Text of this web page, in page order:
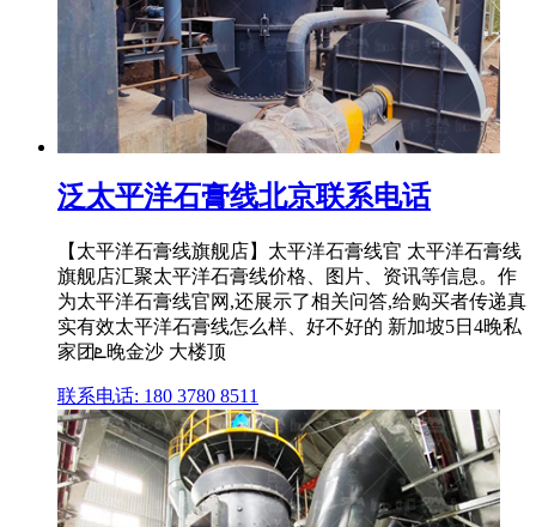
泛太平洋石膏线北京联系电话
【太平洋石膏线旗舰店】太平洋石膏线官 太平洋石膏线
旗舰店汇聚太平洋石膏线价格、图片、资讯等信息。作
为太平洋石膏线官网,还展示了相关问答,给购买者传递真
实有效太平洋石膏线怎么样、好不好的 新加坡5日4晚私
家团ܧ晚金沙 大楼顶
联系电话: 180 3780 8511